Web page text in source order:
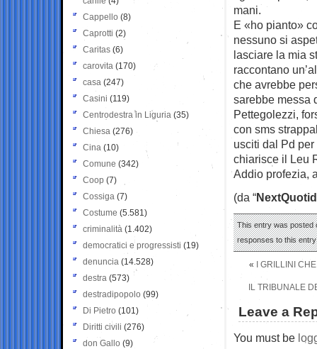
mani.
E «ho pianto»
nessuno si
lasciare la mia
raccontano
che avrebbe
sarebbe messa
Pettegolezzi,
con sms
usciti dal Pd
chiarisce il Leu
Addio profezia,
(da “
This entry was posted
responses to this
« I GRILLINI
IL TRIBUNALE
Leave a
You must be
Cappello (8)
Caprotti (2)
Caritas (6)
carovita (170)
casa (247)
Casini (119)
Centrodestra in Liguria (35)
Chiesa (276)
Cina (10)
Comune (342)
Coop (7)
Cossiga (7)
Costume (5.581)
criminalità (1.402)
democratici e progressisti (19)
denuncia (14.528)
destra (573)
destradipopolo (99)
Di Pietro (101)
Diritti civili (276)
don Gallo (9)